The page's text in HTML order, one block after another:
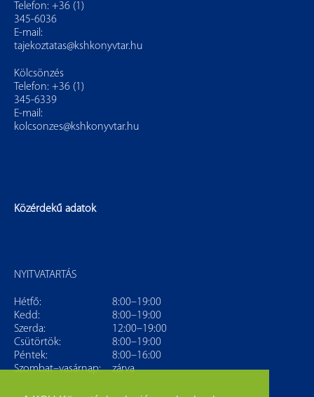
Telefon: +36 (1)
345-6036
E-mail:
tajekoztatas@kshkonyvtar.hu
Kölcsönzés
Telefon: +36 (1)
345-6339
E-mail:
kolcsonzes@kshkonyvtar.hu
Közérdekű adatok
NYITVATARTÁS
Hétfő:
8:00–19:00
Kedd:
8:00–19:00
Szerda:
12:00–19:00
Csütörtök:
8:00–19:00
Péntek:
8:00–16:00
Szombat–vasárnap:
zárva